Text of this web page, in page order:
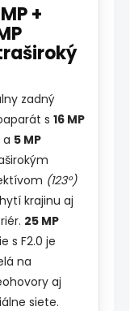
+
zadný
s 16 MP
a 5 MP
(123°)
krajinu aj
25 MP
s F2.0 je
na
aj
siete.